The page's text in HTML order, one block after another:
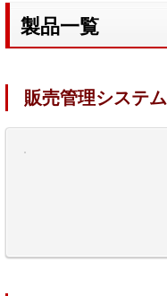
製品一覧
販売管理システム